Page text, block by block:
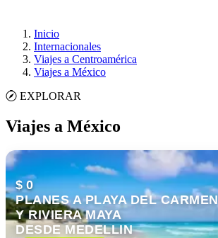
Inicio
Internacionales
Viajes a Centroamérica
Viajes a México
EXPLORAR
Viajes a México
$ 0
PLANES A PLAYA DEL CARMEN
Y RIVIERA MAYA
DESDE MEDELLIN